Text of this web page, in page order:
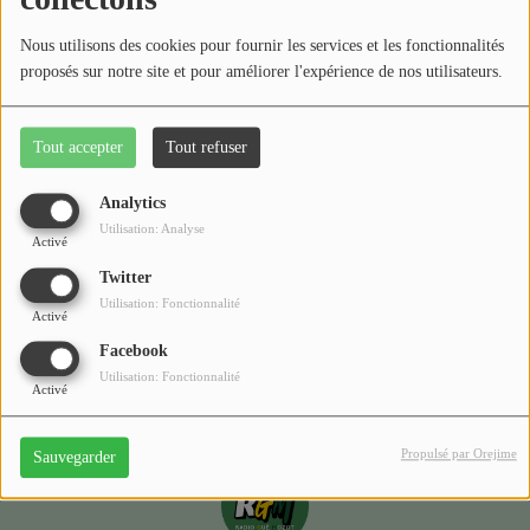
Nous utilisons des cookies pour fournir les services et les fonctionnalités
proposés sur notre site et pour améliorer l'expérience de nos utilisateurs.
Tout accepter Tout refuser
Analytics
Activé
Utilisation: Analyse
Twitter
Activé
Utilisation: Fonctionnalité
Facebook
Activé
Utilisation: Fonctionnalité
Sauvegarder Propulsé par Orejime
Médias
Podcasts
Photos
Dédicaces
Jeux Concours
Contact
Oups, vous avez
rencontré une erreur.